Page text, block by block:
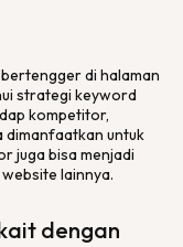
di halaman
strategi keyword
kompetitor,
dimanfaatkan untuk
juga bisa menjadi
lainnya.
dengan